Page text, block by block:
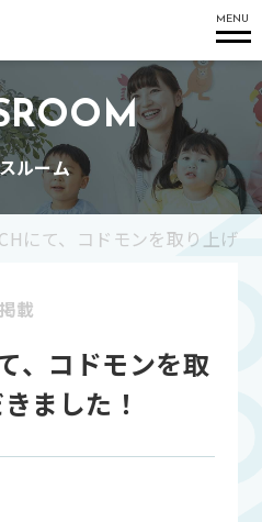
MENU
ルーム
にて、コドモンを取り上げ
載
、コドモンを取
ました！